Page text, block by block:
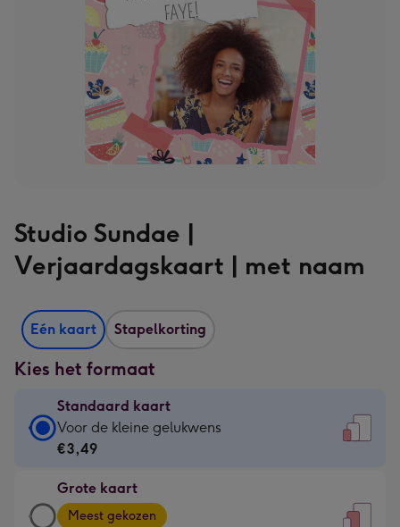
Studio Sundae |
Verjaardagskaart | met naam
Eén kaart Stapelkorting
Kies het formaat
Standaard kaart
Standaard
kaart
€3,49
-
Voor de kleine gelukwens
€3,49
Grote kaart
Grote
Meest gekozen